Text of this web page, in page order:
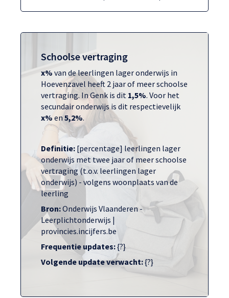
Schoolse vertraging
x% van de leerlingen lager onderwijs in
Hoevenzavel heeft 2 jaar of meer schoolse
vertraging. In Genk is dit 1,5%. Voor het
secundair onderwijs is dit respectievelijk
x% en5,2%.
Definitie: [percentage] leerlingen lager
onderwijs met twee jaar of meer schoolse
vertraging (t.o.v. leerlingen lager
onderwijs) - volgens woonplaats van de
leerling
Bron:Onderwijs Vlaanderen -
Leerplichtonderwijs |
provincies.incijfers.be
Frequentie updates:{?}
Volgende update verwacht:{?}